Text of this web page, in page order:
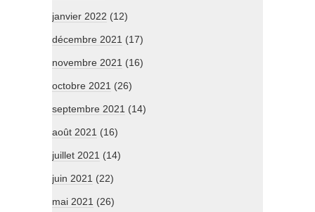
janvier 2022 (12)
décembre 2021 (17)
novembre 2021 (16)
octobre 2021 (26)
septembre 2021 (14)
août 2021 (16)
juillet 2021 (14)
juin 2021 (22)
mai 2021 (26)